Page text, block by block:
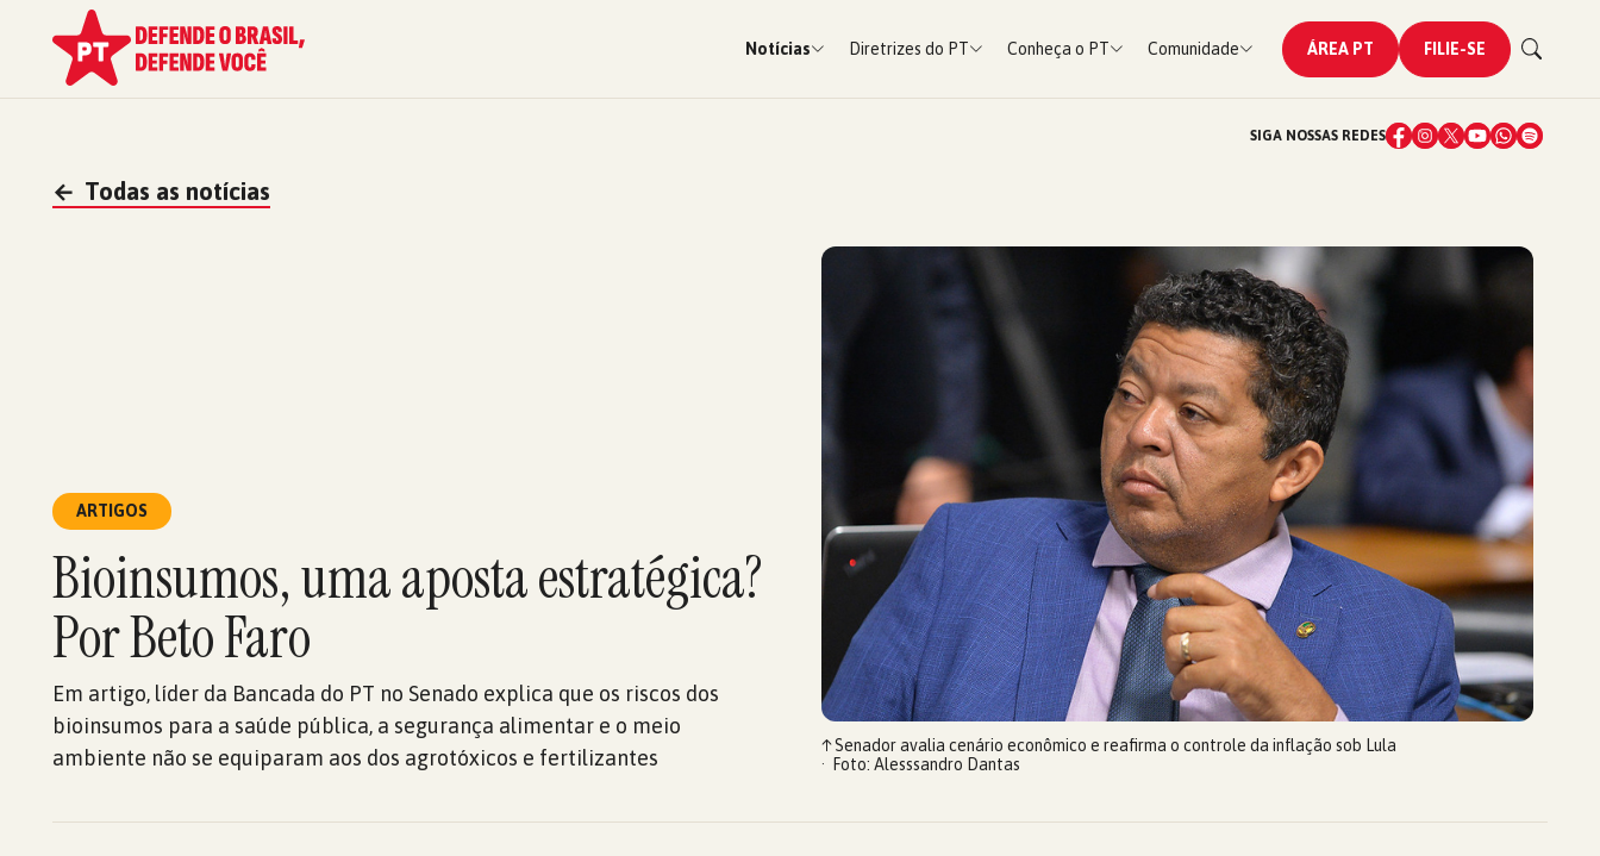
Notícias Diretrizes do PT Conheça o PT Comunidade ÁREA PT FILIE-SE
SIGA NOSSAS REDES
← Todas as notícias
ARTIGOS
Bioinsumos, uma aposta estratégica?
Por Beto Faro
Em artigo, líder da Bancada do PT no Senado explica que os riscos dos
bioinsumos para a saúde pública, a segurança alimentar e o meio
ambiente não se equiparam aos dos agrotóxicos e fertilizantes
↑Senador avalia cenário econômico e reafirma o controle da inflação sob Lula
Foto: Alesssandro Dantas